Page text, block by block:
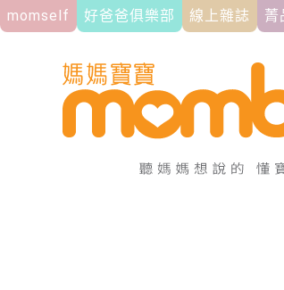
momself 好爸爸俱樂部 線上雜誌 菁